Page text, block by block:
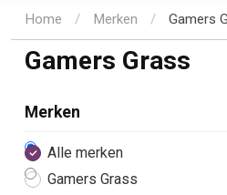
Home / Merken / Gamers
Gamers Grass
Merken
Alle merken
Gamers Grass